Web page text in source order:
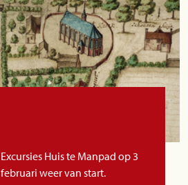
Excursies Huis te Manpad op 3
februari weer van start.